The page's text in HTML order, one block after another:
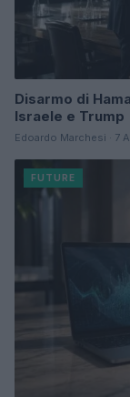
Disarmo di
Israele e Trump
Edoardo Marchesi · 7
FUTURE